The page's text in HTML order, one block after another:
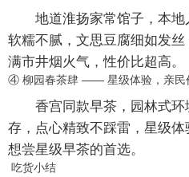
地道淮扬家常馆子，本
软糯不腻，文思豆腐细如发
满市井烟火气，性价比超高。
④ 柳园春茶肆 —— 星级体验，亲民
香宫同款早茶，园林式
存，点心精致不踩雷，星级
想尝星级早茶的首选。
吃货小结